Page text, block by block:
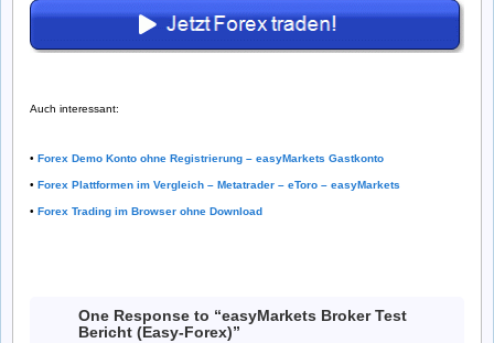
Auch interessant:
• Forex Demo Konto ohne Registrierung – easyMarkets Gastkonto
• Forex Plattformen im Vergleich – Metatrader – eToro – easyMarkets
• Forex Trading im Browser ohne Download
One Response to “easyMarkets Broker Test
Bericht (Easy-Forex)”